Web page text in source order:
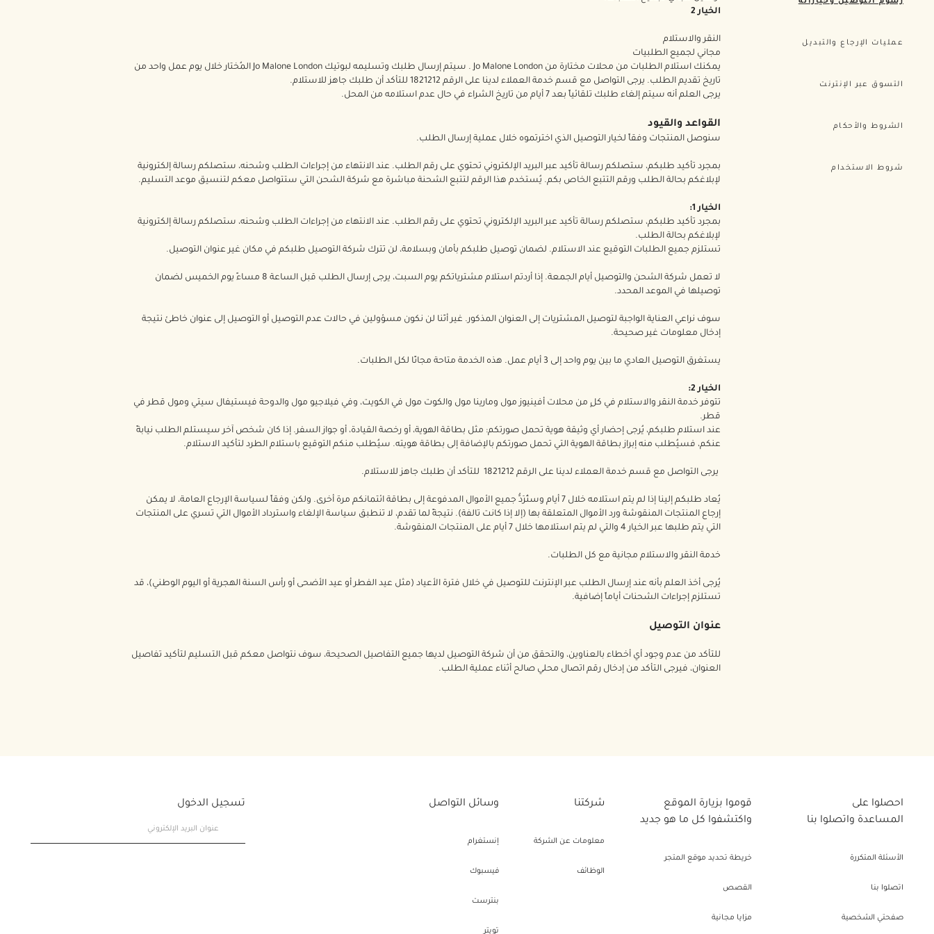
عمليات الإرجاع والتبديل
التسوق عبر الإنترنت
الشروط والأحكام
شروط الاستخدام
الخيار 2
النقر والاستلام
مجاني لجميع الطلبيات
يمكنك استلام الطلبات من محلات مختارة من Jo Malone London . سيتم إرسال طلبك وتسليمه لبوتيك Jo Malone London المُختار خلال يوم عمل واحد من
تاريخ تقديم الطلب. يرجى التواصل مع قسم خدمة العملاء لدينا على الرقم 1821212 للتأكد أن طلبك جاهز للاستلام.
يرجى العلم أنه سيتم إلغاء طلبك تلقائياً بعد 7 أيام من تاريخ الشراء في حال عدم استلامه من المحل.
القواعد والقيود
سنوصل المنتجات وفقاً لخيار التوصيل الذي اخترتموه خلال عملية إرسال الطلب.
بمجرد تأكيد طلبكم، ستصلكم رسالة تأكيد عبر البريد الإلكتروني تحتوي على رقم الطلب. عند الانتهاء من إجراءات الطلب وشحنه، ستصلكم رسالة إلكترونية
لإبلاغكم بحالة الطلب ورقم التتبع الخاص بكم. يُستخدم هذا الرقم لتتبع الشحنة مباشرة مع شركة الشحن التي ستتواصل معكم لتنسيق موعد التسليم.
الخيار 1:
بمجرد تأكيد طلبكم، ستصلكم رسالة تأكيد عبر البريد الإلكتروني تحتوي على رقم الطلب. عند الانتهاء من إجراءات الطلب وشحنه، ستصلكم رسالة إلكترونية
لإبلاغكم بحالة الطلب.
تستلزم جميع الطلبات التوقيع عند الاستلام. لضمان توصيل طلبكم بأمان وبسلامة، لن تترك شركة التوصيل طلبكم في مكان غير عنوان التوصيل.
لا تعمل شركة الشحن والتوصيل أيام الجمعة. إذا أردتم استلام مشترياتكم يوم السبت، يرجى إرسال الطلب قبل الساعة 8 مساءً يوم الخميس لضمان
توصيلها في الموعد المحدد.
سوف نراعي العناية الواجبة لتوصيل المشتريات إلى العنوان المذكور. غير أنّنا لن نكون مسؤولين في حالات عدم التوصيل أو التوصيل إلى عنوان خاطئ نتيجة
إدخال معلومات غير صحيحة.
يستغرق التوصيل العادي ما بين يوم واحد إلى 3 أيام عمل. هذه الخدمة متاحة مجانًا لكل الطلبات.
الخيار 2:
تتوفر خدمة النقر والاستلام في كلٍ من محلات أفينيوز مول ومارينا مول والكوت مول في الكويت، وفي فيلاجيو مول والدوحة فيستيفال سيتي ومول قطر في
قطر.
عند استلام طلبكم، يُرجى إحضار أي وثيقة هوية تحمل صورتكم: مثل بطاقة الهوية، أو رخصة القيادة، أو جواز السفر. إذا كان شخص آخر سيستلم الطلب نيابةً
عنكم، فسيُطلب منه إبراز بطاقة الهوية التي تحمل صورتكم بالإضافة إلى بطاقة هويته. سيُطلب منكم التوقيع باستلام الطرد لتأكيد الاستلام.
يرجى التواصل مع قسم خدمة العملاء لدينا على الرقم 1821212 للتأكد أن طلبك جاهز للاستلام.
يُعاد طلبكم إلينا إذا لم يتم استلامه خلال 7 أيام وستُرَدُّ جميع الأموال المدفوعة إلى بطاقة ائتمانكم مرة أخرى. ولكن وفقاً لسياسة الإرجاع العامة، لا يمكن
إرجاع المنتجات المنقوشة ورد الأموال المتعلقة بها (إلا إذا كانت تالفة). نتيجةً لما تقدم، لا تنطبق سياسة الإلغاء واسترداد الأموال التي تسري على المنتجات
التي يتم طلبها عبر الخيار 4 والتي لم يتم استلامها خلال 7 أيام على المنتجات المنقوشة.
خدمة النقر والاستلام مجانية مع كل الطلبات.
يُرجى أخذ العلم بأنه عند إرسال الطلب عبر الإنترنت للتوصيل في خلال فترة الأعياد (مثل عيد الفطر أو عيد الأضحى أو رأس السنة الهجرية أو اليوم الوطني)، قد
تستلزم إجراءات الشحنات أياماً إضافية.
عنوان التوصيل
للتأكد من عدم وجود أي أخطاء بالعناوين، والتحقق من أن شركة التوصيل لديها جميع التفاصيل الصحيحة، سوف نتواصل معكم قبل التسليم لتأكيد تفاصيل
العنوان، فيرجى التأكد من إدخال رقم اتصال محلي صالح أثناء عملية الطلب.
تسجيل الدخول
احصلوا على
المساعدة واتصلوا بنا
الأسئلة المتكررة
اتصلوا بنا
صفحتي الشخصية
قوموا بزيارة الموقع
واكتشفوا كل ما هو جديد
خريطة تحديد موقع المتجر
القصص
مزايا مجانية
شركتنا
معلومات عن الشركة
الوظائف
وسائل التواصل
إنستغرام
فيسبوك
بنترست
تويتر